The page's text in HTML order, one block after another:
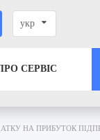
укр
СЕРВІС
НА ПРИБУТОК